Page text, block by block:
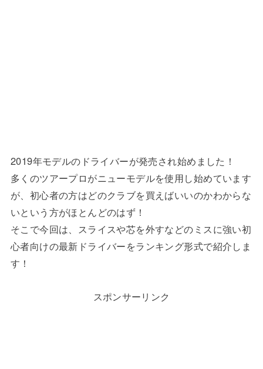
2019年モデルのドライバーが発売され始めました！
多くのツアープロがニューモデルを使用し始めています
が、初心者の方はどのクラブを買えばいいのかわからな
いという方がほとんどのはず！
そこで今回は、スライスや芯を外すなどのミスに強い初
心者向けの最新ドライバーをランキング形式で紹介しま
す！
スポンサーリンク